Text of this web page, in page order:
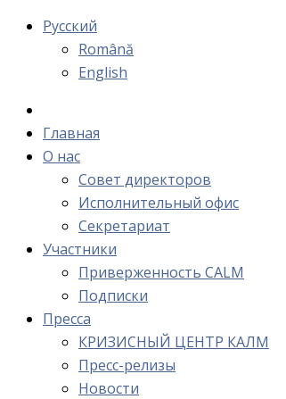
Русский
Română
English
Главная
О нас
Cовет директоров
Исполнительный офис
Cекретариат
Участники
Приверженность CALM
Подписки
Пресса
КРИЗИСНЫЙ ЦЕНТР КАЛМ
Пресс-релизы
Новости